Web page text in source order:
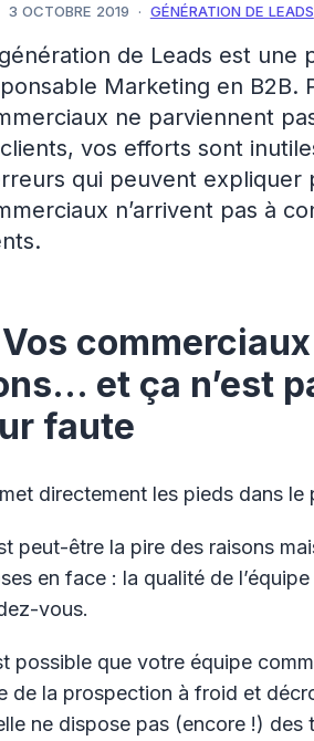
3 OCTOBRE 2019 GÉNÉRATION DE LEADS
de Leads est une
Marketing en B2B.
ne parviennent
vos efforts sont
qui peuvent expliquer
n’arrivent pas à
Vos
et ça n’est
faute
directement les pieds dans le
peut-être la pire des raisons
en face : la qualité de
vous.
possible que votre équipe
de la prospection à froid et
ne dispose pas (encore !)